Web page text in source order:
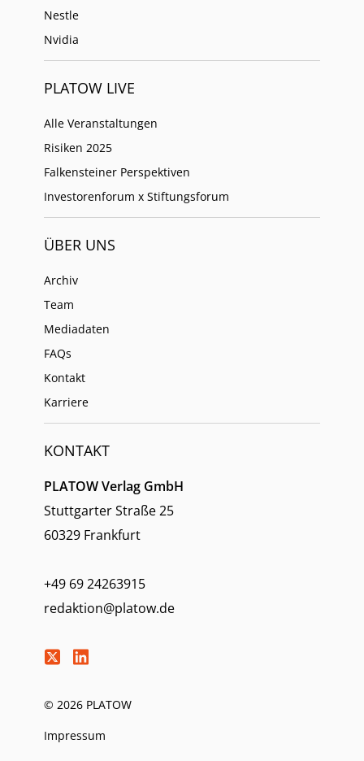
Nestle
Nvidia
PLATOW LIVE
Alle Veranstaltungen
Risiken 2025
Falkensteiner Perspektiven
Investorenforum x Stiftungsforum
ÜBER UNS
Archiv
Team
Mediadaten
FAQs
Kontakt
Karriere
KONTAKT
PLATOW Verlag GmbH
Stuttgarter Straße 25
60329 Frankfurt
+49 69 24263915
redaktion@platow.de
© 2026 PLATOW
Impressum